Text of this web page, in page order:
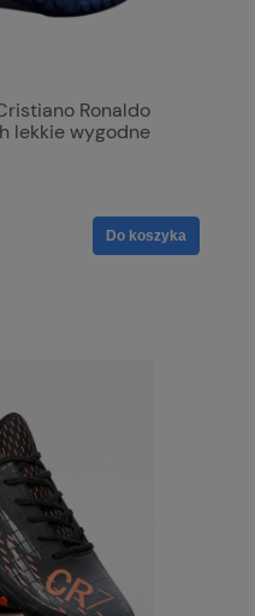
Ronaldo
lekkie wygodne
Do koszyka